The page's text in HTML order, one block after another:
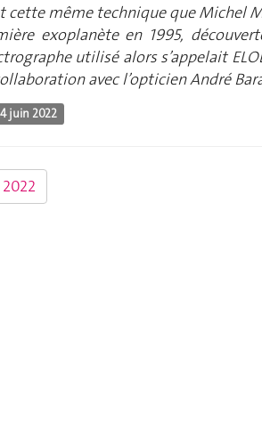
cette même technique que
exoplanète en 1995,
utilisé alors s’appelait
avec l’opticien André
juin 2022
2022